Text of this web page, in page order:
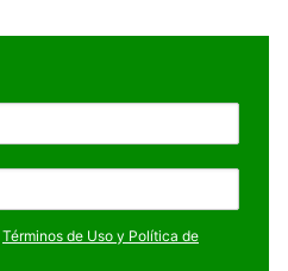
Términos de Uso y Política de